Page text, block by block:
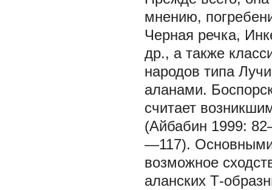
мнению,
Черная речка,
др., а также
народов типа
аланами.
считает
(Айбабин 1999:
—117). Основными
возможное
аланских Т-